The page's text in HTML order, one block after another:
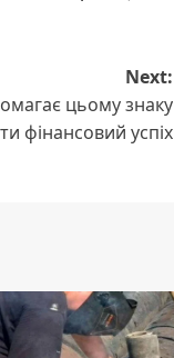
Next:
цьому знаку
фінансовий успіх